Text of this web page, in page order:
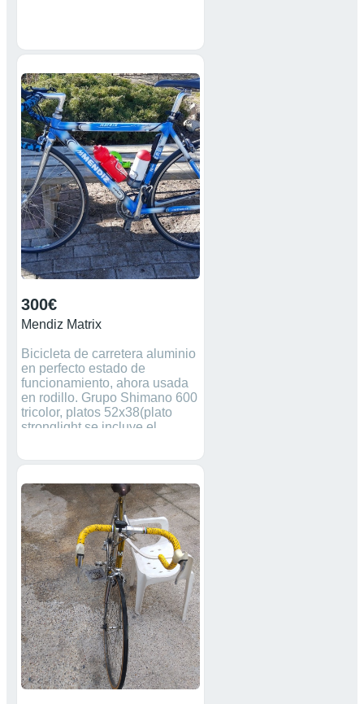
300€
Mendiz Matrix
Bicicleta de carretera aluminio
en perfecto estado de
funcionamiento, ahora usada
en rodillo. Grupo Shimano 600
tricolor, platos 52x38(plato
stronglight se incluye el
trasero Shimano 105 9v 11-27,
tricolor, ruedas Mavic, horquilla
Macario y pedales look keo
classic. Venta en mano en
Madrid o Segovia, se puede
ver sin compromiso.